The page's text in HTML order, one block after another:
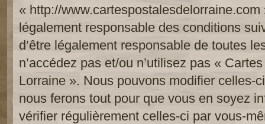
« http://www.cartespostalesdelorraine.com
légalement responsable des conditions
d’être légalement responsable de toutes
n’accédez pas et/ou n’utilisez pas «
Lorraine ». Nous pouvons modifier celles-
nous ferons tout pour que vous en soyez
vérifier régulièrement celles-ci par vous-